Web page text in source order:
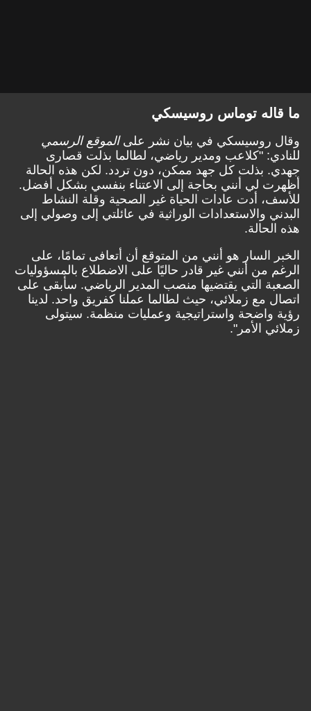
ما قاله توماس روسيسكي
وقال روسيسكي في بيان نشر علىالموقع الرسمي
للنادي: "كلاعب ومدير رياضي، لطالما بذلت قصارى
جهدي. بذلت كل جهد ممكن، دون تردد. لكن هذه الحالة
أظهرت لي أنني بحاجة إلى الاعتناء بنفسي بشكل أفضل.
للأسف، أدت عادات الحياة غير الصحية وقلة النشاط
البدني والاستعدادات الوراثية في عائلتي إلى وصولي إلى
هذه الحالة.
الخبر السار هو أنني من المتوقع أن أتعافى تمامًا، على
الرغم من أنني غير قادر حاليًا على الاضطلاع بالمسؤوليات
الصعبة التي يقتضيها منصب المدير الرياضي. سأبقى على
اتصال مع زملائي، حيث لطالما عملنا كفريق واحد. لدينا
رؤية واضحة واستراتيجية وعمليات منظمة. سيتولى
زملائي الأمر".